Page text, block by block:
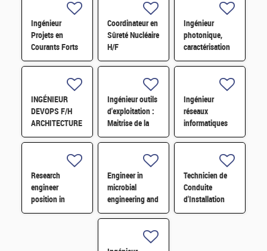
Ingénieur
Projets en
Courants Forts
et Compatibilité
Coordinateur en
Sûreté Nucléaire
H/F
Ingénieur
photonique,
caractérisation
optique et RF
INGÉNIEUR
DEVOPS F/H
ARCHITECTURE
DE
STOCKAGE/TRAITEMENT
DISTRIBUÉS
POUR LES
DONNÉES SKA
H/F
Ingénieur outils
d'exploitation :
Maitrise de la
configuration
Ingénieur
réseaux
informatiques
de conduite
procédés H/F
Research
engineer
position in
Bioinformatics
Engineer in
microbial
engineering and
evolution
Technicien de
Conduite
d'Installation
Sous-Système